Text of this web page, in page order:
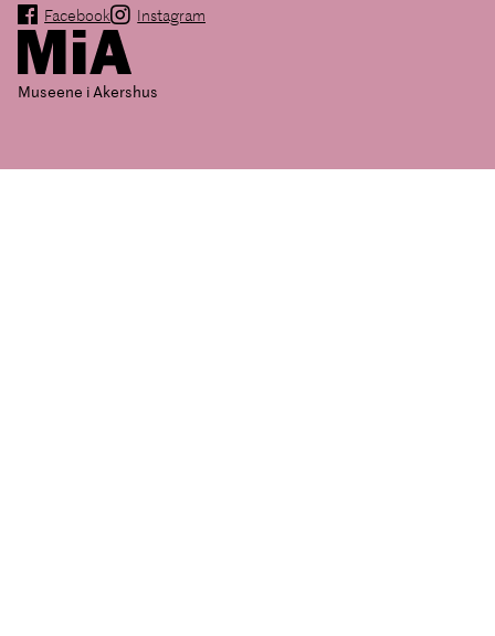
Facebook Instagram
Museene i Akershus